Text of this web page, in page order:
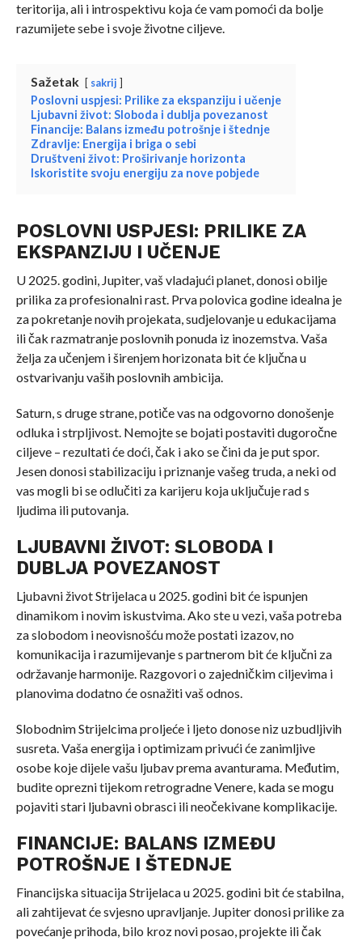
teritorija, ali i introspektivu koja će vam pomoći da bolje
razumijete sebe i svoje životne ciljeve.
Sažetak sakrij
Poslovni uspjesi: Prilike za ekspanziju i učenje
Ljubavni život: Sloboda i dublja povezanost
Financije: Balans između potrošnje i štednje
Zdravlje: Energija i briga o sebi
Društveni život: Proširivanje horizonta
Iskoristite svoju energiju za nove pobjede
POSLOVNI USPJESI: PRILIKE ZA
EKSPANZIJU I UČENJE
U 2025. godini, Jupiter, vaš vladajući planet, donosi obilje
prilika za profesionalni rast. Prva polovica godine idealna je
za pokretanje novih projekata, sudjelovanje u edukacijama
ili čak razmatranje poslovnih ponuda iz inozemstva. Vaša
želja za učenjem i širenjem horizonata bit će ključna u
ostvarivanju vaših poslovnih ambicija.
Saturn, s druge strane, potiče vas na odgovorno donošenje
odluka i strpljivost. Nemojte se bojati postaviti dugoročne
ciljeve – rezultati će doći, čak i ako se čini da je put spor.
Jesen donosi stabilizaciju i priznanje vašeg truda, a neki od
vas mogli bi se odlučiti za karijeru koja uključuje rad s
ljudima ili putovanja.
LJUBAVNI ŽIVOT: SLOBODA I
DUBLJA POVEZANOST
Ljubavni život Strijelaca u 2025. godini bit će ispunjen
dinamikom i novim iskustvima. Ako ste u vezi, vaša potreba
za slobodom i neovisnošću može postati izazov, no
komunikacija i razumijevanje s partnerom bit će ključni za
održavanje harmonije. Razgovori o zajedničkim ciljevima i
planovima dodatno će osnažiti vaš odnos.
Slobodnim Strijelcima proljeće i ljeto donose niz uzbudljivih
susreta. Vaša energija i optimizam privući će zanimljive
osobe koje dijele vašu ljubav prema avanturama. Međutim,
budite oprezni tijekom retrogradne Venere, kada se mogu
pojaviti stari ljubavni obrasci ili neočekivane komplikacije.
FINANCIJE: BALANS IZMEĐU
POTROŠNJE I ŠTEDNJE
Financijska situacija Strijelaca u 2025. godini bit će stabilna,
ali zahtijevat će svjesno upravljanje. Jupiter donosi prilike za
povećanje prihoda, bilo kroz novi posao, projekte ili čak